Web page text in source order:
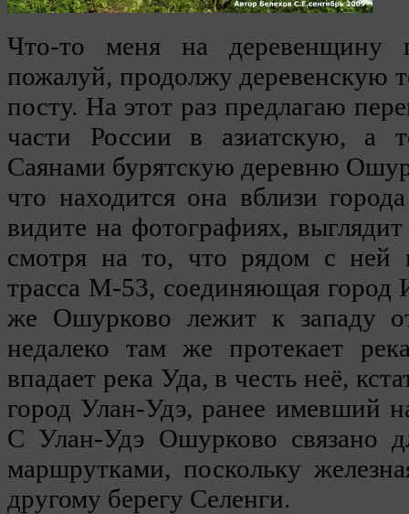
Что-то меня на деревенщину
пожалуй, продолжу деревенскую
посту. На этот раз предлагаю
части России в азиатскую, а
Саянами бурятскую деревню
что находится она вблизи
видите на фотографиях,
смотря на то, что рядом с ней
трасса М-53, соединяющая город
же Ошурково лежит к западу
недалеко там же протекает
впадает река Уда, в честь неё,
город Улан-Удэ, ранее имевший
С Улан-Удэ Ошурково связано
маршрутками, поскольку
другому берегу Селенги.